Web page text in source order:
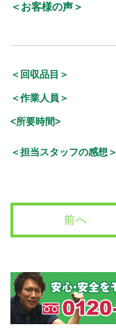
＜お客様の声＞
＜回収品目＞
＜作業人員＞
<所要時間>
＜担当スタッフの感想＞
前へ